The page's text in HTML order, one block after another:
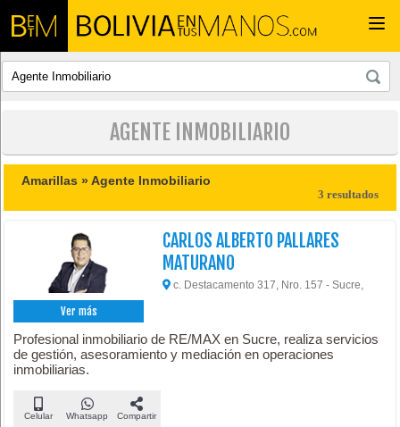
AGENTE INMOBILIARIO
Amarillas »Agente Inmobiliario
3 resultados
Ver más
CARLOS ALBERTO PALLARES
MATURANO
c. Destacamento 317, Nro. 157 - Sucre,
Profesional inmobiliario de RE/MAX en Sucre, realiza servicios
de gestión, asesoramiento y mediación en operaciones
inmobiliarias.
Celular Whatsapp Compartir